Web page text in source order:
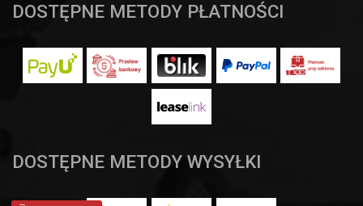
DOSTĘPNE METODY PŁATNOŚCI
DOSTĘPNE METODY WYSYŁKI